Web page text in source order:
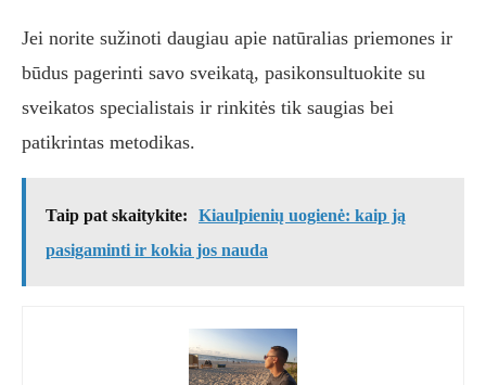
Jei norite sužinoti daugiau apie natūralias priemones ir
būdus pagerinti savo sveikatą, pasikonsultuokite su
sveikatos specialistais ir rinkitės tik saugias bei
patikrintas metodikas.
Taip pat skaitykite:
Kiaulpienių uogienė: kaip ją
pasigaminti ir kokia jos nauda